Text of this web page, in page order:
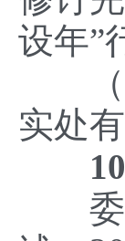
设年”
（三
实处
10.
委党